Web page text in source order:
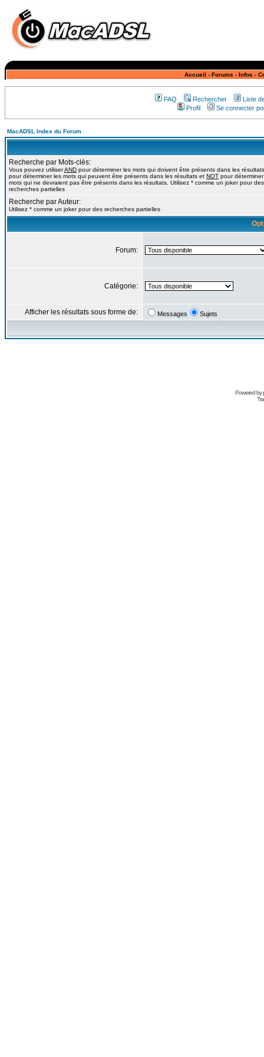
Accueil - Forums - Infos -
FAQ Rechercher
Liste
Profil
Se connecter
MacADSL Index du Forum
Recherche par Mots-clés:
Vous pouvez utiliserAND pour déterminer les mots qui doivent être présents dans les
pour déterminer les mots qui peuvent être présents dans les résultats et NOT pour
mots qui ne devraient pas être présents dans les résultats. Utilisez * comme un joker pour des
recherches partielles
Recherche par Auteur:
Utilisez * comme un joker pour des recherches partielles
Forum:
Catégorie:
Afficher les résultats sous forme de: Messages Sujets
Powered by